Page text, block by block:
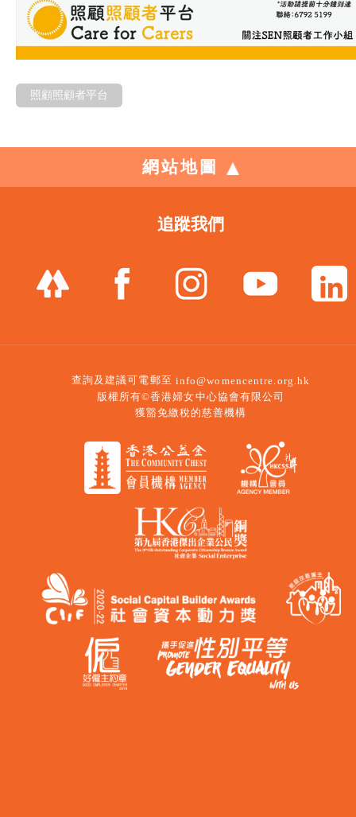
照顧照顧者平台
網站地圖
追蹤我們
查詢及建議可電郵至 info@womencentre.org.hk
版權所有©香港婦女中心協會有限公司
獲豁免繳稅的慈善機構